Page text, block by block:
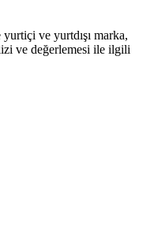
yurtiçi ve yurtdışı marka,
ve değerlemesi ile ilgili